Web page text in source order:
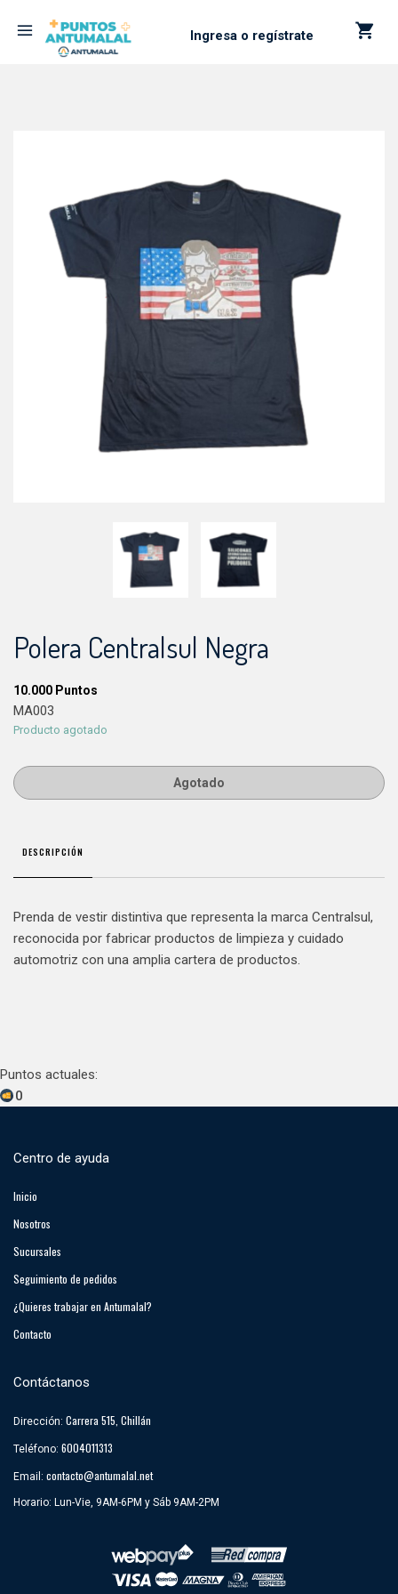
Ingresa o regístrate
Polera Centralsul Negra
10.000 Puntos
MA003
Producto agotado
Agotado
DESCRIPCIÓN
Prenda de vestir distintiva que representa la marca Centralsul,
reconocida por fabricar productos de limpieza y cuidado
automotriz con una amplia cartera de productos.
Puntos actuales:
0
Centro de ayuda
Inicio
Nosotros
Sucursales
Seguimiento de pedidos
¿Quieres trabajar en Antumalal?
Contacto
Contáctanos
Dirección: Carrera 515, Chillán
Teléfono: 6004011313
Email: contacto@antumalal.net
Horario: Lun-Vie, 9AM-6PM y Sáb 9AM-2PM